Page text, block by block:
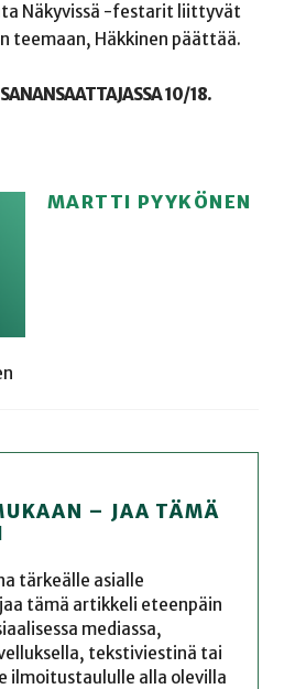
Näkyvissä -festarit liittyvät
teemaan, Häkkinen päättää.
10/18.
MARTTI PYYKÖNEN
– JAA TÄMÄ
tärkeälle asialle
tämä artikkeli eteenpäin
mediassa,
tekstiviestinä tai
ilmoitustaululle alla olevilla